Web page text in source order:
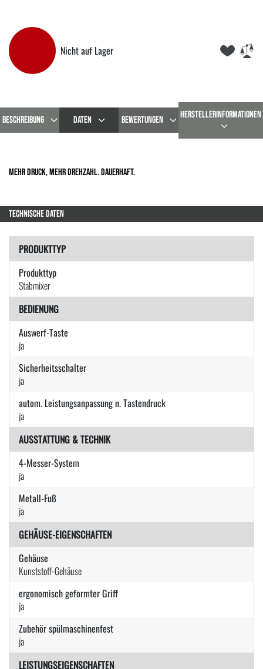
Nicht auf Lager
BESCHREIBUNG DATEN BEWERTUNGEN HERSTELLERINFORMATIONEN
Mehr Druck, mehr Drehzahl. Dauerhaft.
TECHNISCHE DATEN
PRODUKTTYP
Produkttyp
Stabmixer
BEDIENUNG
Auswerf-Taste
ja
Sicherheitsschalter
ja
autom. Leistungsanpassung n. Tastendruck
ja
AUSSTATTUNG & TECHNIK
4-Messer-System
ja
Metall-Fuß
ja
GEHÄUSE-EIGENSCHAFTEN
Gehäuse
Kunststoff-Gehäuse
ergonomisch geformter Griff
ja
Zubehör spülmaschinenfest
ja
LEISTUNGSEIGENSCHAFTEN